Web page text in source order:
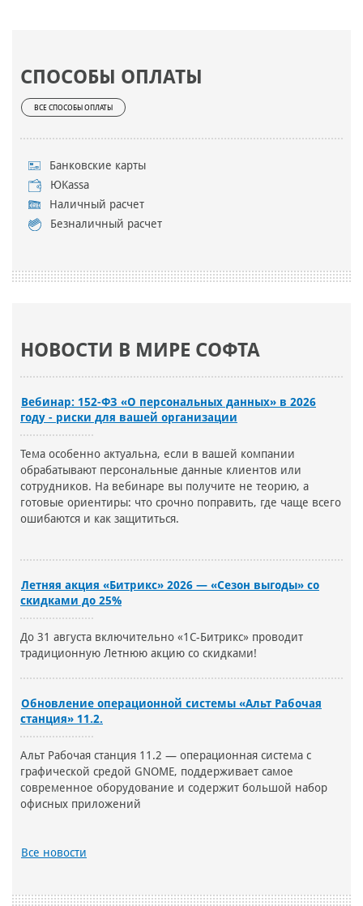
СПОСОБЫ ОПЛАТЫ
ВСЕ СПОСОБЫ ОПЛАТЫ
Банковские карты
ЮKassa
Наличный расчет
Безналичный расчет
НОВОСТИ В МИРЕ СОФТА
Вебинар: 152-ФЗ «О персональных данных» в 2026
году - риски для вашей организации
Тема особенно актуальна, если в вашей компании
обрабатывают персональные данные клиентов или
сотрудников. На вебинаре вы получите не теорию, а
готовые ориентиры: что срочно поправить, где чаще всего
ошибаются и как защититься.
Летняя акция «Битрикс» 2026 — «Сезон выгоды» со
скидками до 25%
До 31 августа включительно «1С-Битрикс» проводит
традиционную Летнюю акцию со скидками!
Обновление операционной системы «Альт Рабочая
станция» 11.2.
Альт Рабочая станция 11.2 — операционная система с
графической средой GNOME, поддерживает самое
современное оборудование и содержит большой набор
офисных приложений
Все новости